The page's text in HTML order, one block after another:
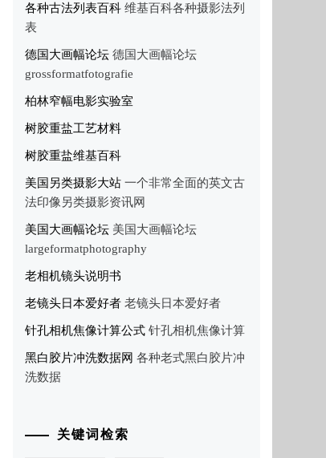
各种古法列表百科维基百科各种摄影法列
表
德国大画幅论坛德国大画幅论坛
grossformatfotografie
柏林窄幅电影实验室
树胶重盐工艺材料
树胶重盐维基百科
美国另类摄影大站一个非常全面的英文古
法印像另类摄影资讯网
美国大画幅论坛美国大画幅论坛
largeformatphotography
老相机镜头说明书
老镜头日本爱好者老镜头日本爱好者
针孔相机焦像计算公式针孔相机焦像计算
黑白胶片冲洗数据网 各种老式黑白胶片冲
洗数据
关键词检索